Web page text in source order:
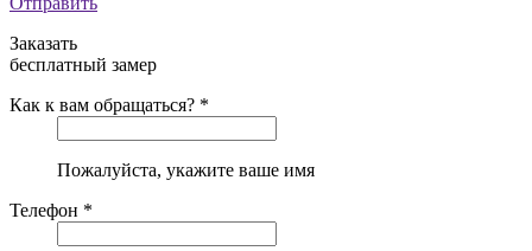
Заказать
бесплатный замер
Как к вам обращаться? *
Пожалуйста, укажите ваше имя
Телефон *